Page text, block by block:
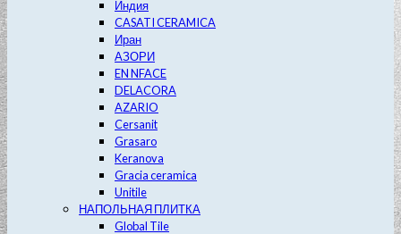
Индия
CASATI CERAMICA
Иран
АЗОРИ
EN NFACE
DELACORA
AZARIO
Cersanit
Grasaro
Keranova
Gracia ceramica
Unitile
НАПОЛЬНАЯ ПЛИТКА
Global Tile